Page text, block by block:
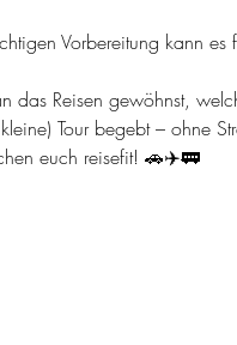
Vorbereitung kann es
Reisen gewöhnst,
Tour begebt – ohne
euch reisefit! 🚗✈️🚃